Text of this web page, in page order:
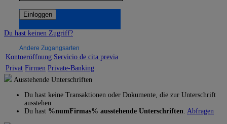
Du hast keinen Zugriff?
Andere Zugangsarten
Kontoeröffnung Servicio de cita previa
Privat Firmen Private-Banking
Ausstehende Unterschriften
Du hast keine Transaktionen oder Dokumente, die zur Unterschrift
ausstehen
Du hast %numFirmas% ausstehende Unterschriften. Abfragen